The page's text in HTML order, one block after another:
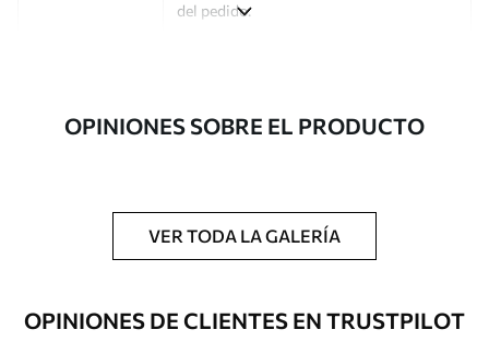
del pedido.
artículo
Impreso bajo pedido y entregado en
rollos de hasta 50 cm de ancho.
Opciones
adicionales
Disponible con recubrimiento de barniz
y/o adhesivo para empapelar.
OPINIONES SOBRE EL PRODUCTO
VER TODA LA GALERÍA
OPINIONES DE CLIENTES EN TRUSTPILOT